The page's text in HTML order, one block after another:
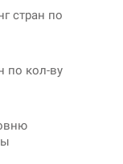
стран по
по кол-ву